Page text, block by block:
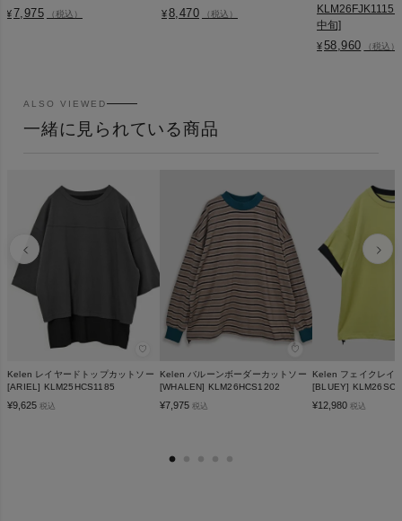
¥7,975 （税込） ¥8,470 （税込）
KLM26FJK1115
中旬]
¥58,960 （税込）
ALSO VIEWED
一緒に見られている商品
♡
Kelen レイヤードトップカットソー
[ARIEL] KLM25HCS1185
¥9,625 税込
♡
Kelen バルーンボーダーカットソー
[WHALEN] KLM26HCS1202
¥7,975 税込
Kelen フェイクレイ
[BLUEY]
¥12,980 税込